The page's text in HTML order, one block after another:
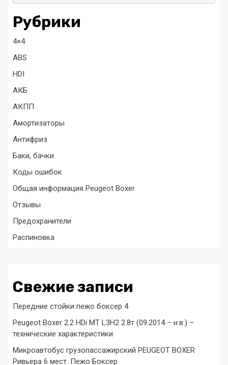
Рубрики
4×4
ABS
HDI
АКБ
АКПП
Амортизаторы
Антифриз
Баки, бачки
Коды ошибок
Общая информация Peugeot Boxer
Отзывы
Предохранители
Распиновка
Свежие записи
Передние стойки пежо боксер 4
Peugeot Boxer 2.2 HDi MT L3H2 2.8т (09.2014 – н.в.) –
технические характеристики
Микроавтобус грузопассажирский PEUGEOT BOXER
Ривьера 6 мест. Пежо Боксер